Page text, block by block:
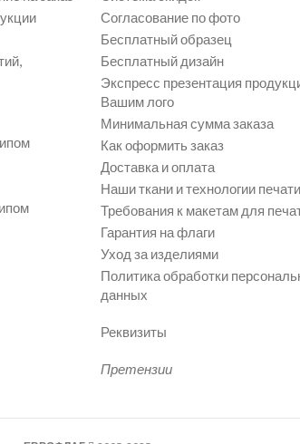
Согласование по фото
Бесплатный образец
Бесплатный дизайн
Экспресс презентация
Вашим лого
Минимальная сумма заказа
Как оформить заказ
Доставка и оплата
Наши ткани и технологии печати
Требования к макетам для
Гарантия на флаги
Уход за изделиями
Политика обработки
данных
Реквизиты
Претензии